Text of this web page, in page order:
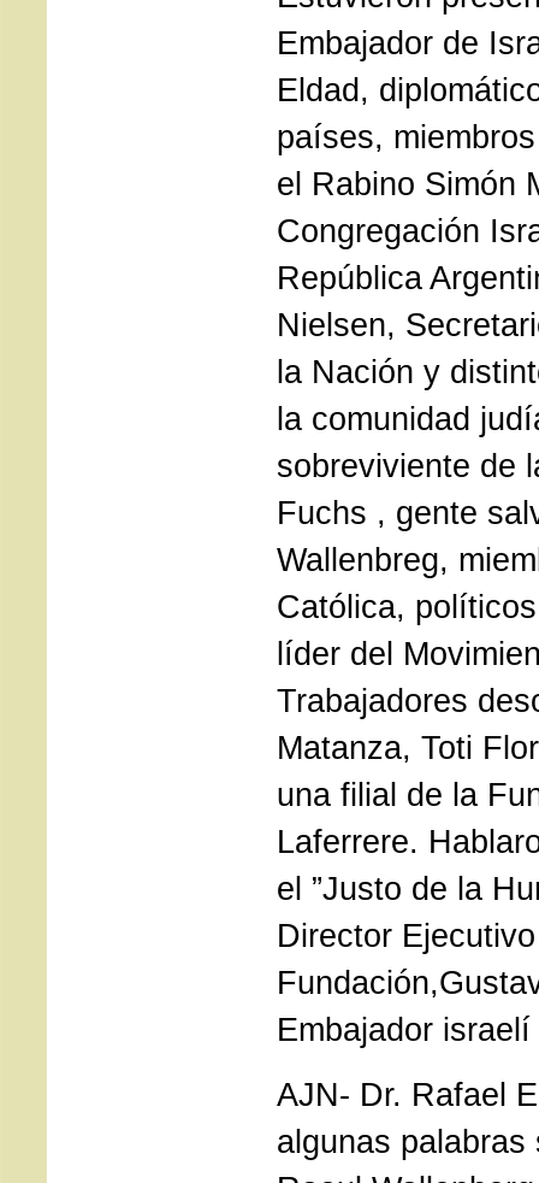
Embajador de
Eldad,
países,
el Rabino Simón
Congregación
República
Nielsen,
la Nación y
la comunidad
sobreviviente de
Fuchs , gente
Wallenbreg,
Católica,
líder del
Trabajadores
Matanza, Toti
una filial de la
Laferrere.
el ”Justo de la
Director
Embajador
AJN- Dr. Rafael
algunas